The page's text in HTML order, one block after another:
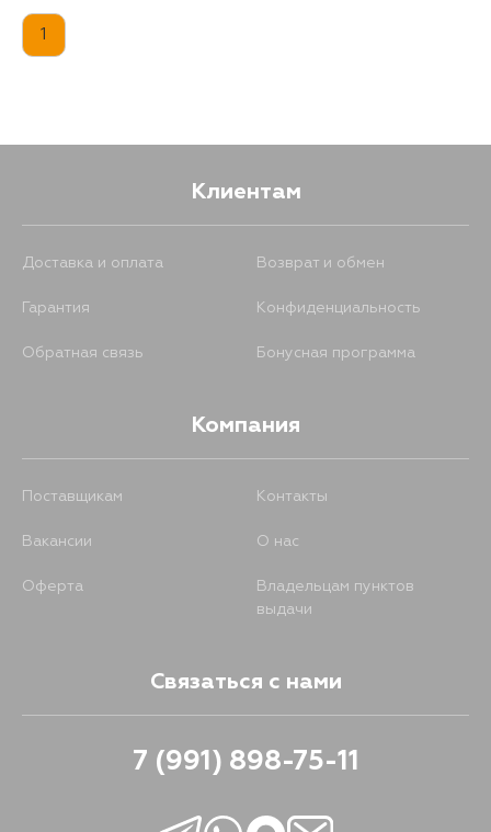
1
Клиентам
Доставка и оплата Возврат и обмен
Гарантия Конфиденциальность
Обратная связь Бонусная программа
Компания
Поставщикам Контакты
Вакансии О нас
Оферта
Владельцам пунктов
выдачи
Связаться с нами
7 (991) 898-75-11